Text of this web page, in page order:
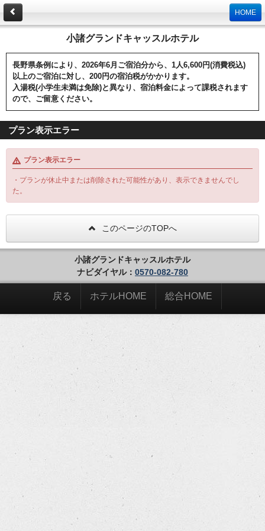
HOME
小諸グランドキャッスルホテル
長野県条例により、2026年6月ご宿泊分から、1人6,600円(消費税込)
以上のご宿泊に対し、200円の宿泊税がかかります。
入湯税(小学生未満は免除)と異なり、宿泊料金によって課税されます
ので、ご留意ください。
プラン表示エラー
プラン表示エラー
・プランが休止中または削除された可能性があり、表示できませんでし
た。
このページのTOPへ
小諸グランドキャッスルホテル
ナビダイヤル： 0570-082-780
戻る ホテルHOME 総合HOME